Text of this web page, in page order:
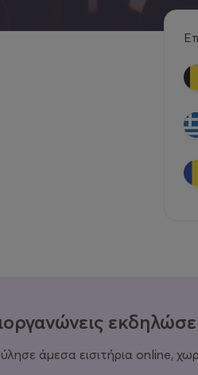
άμεσα εισιτήρια online,